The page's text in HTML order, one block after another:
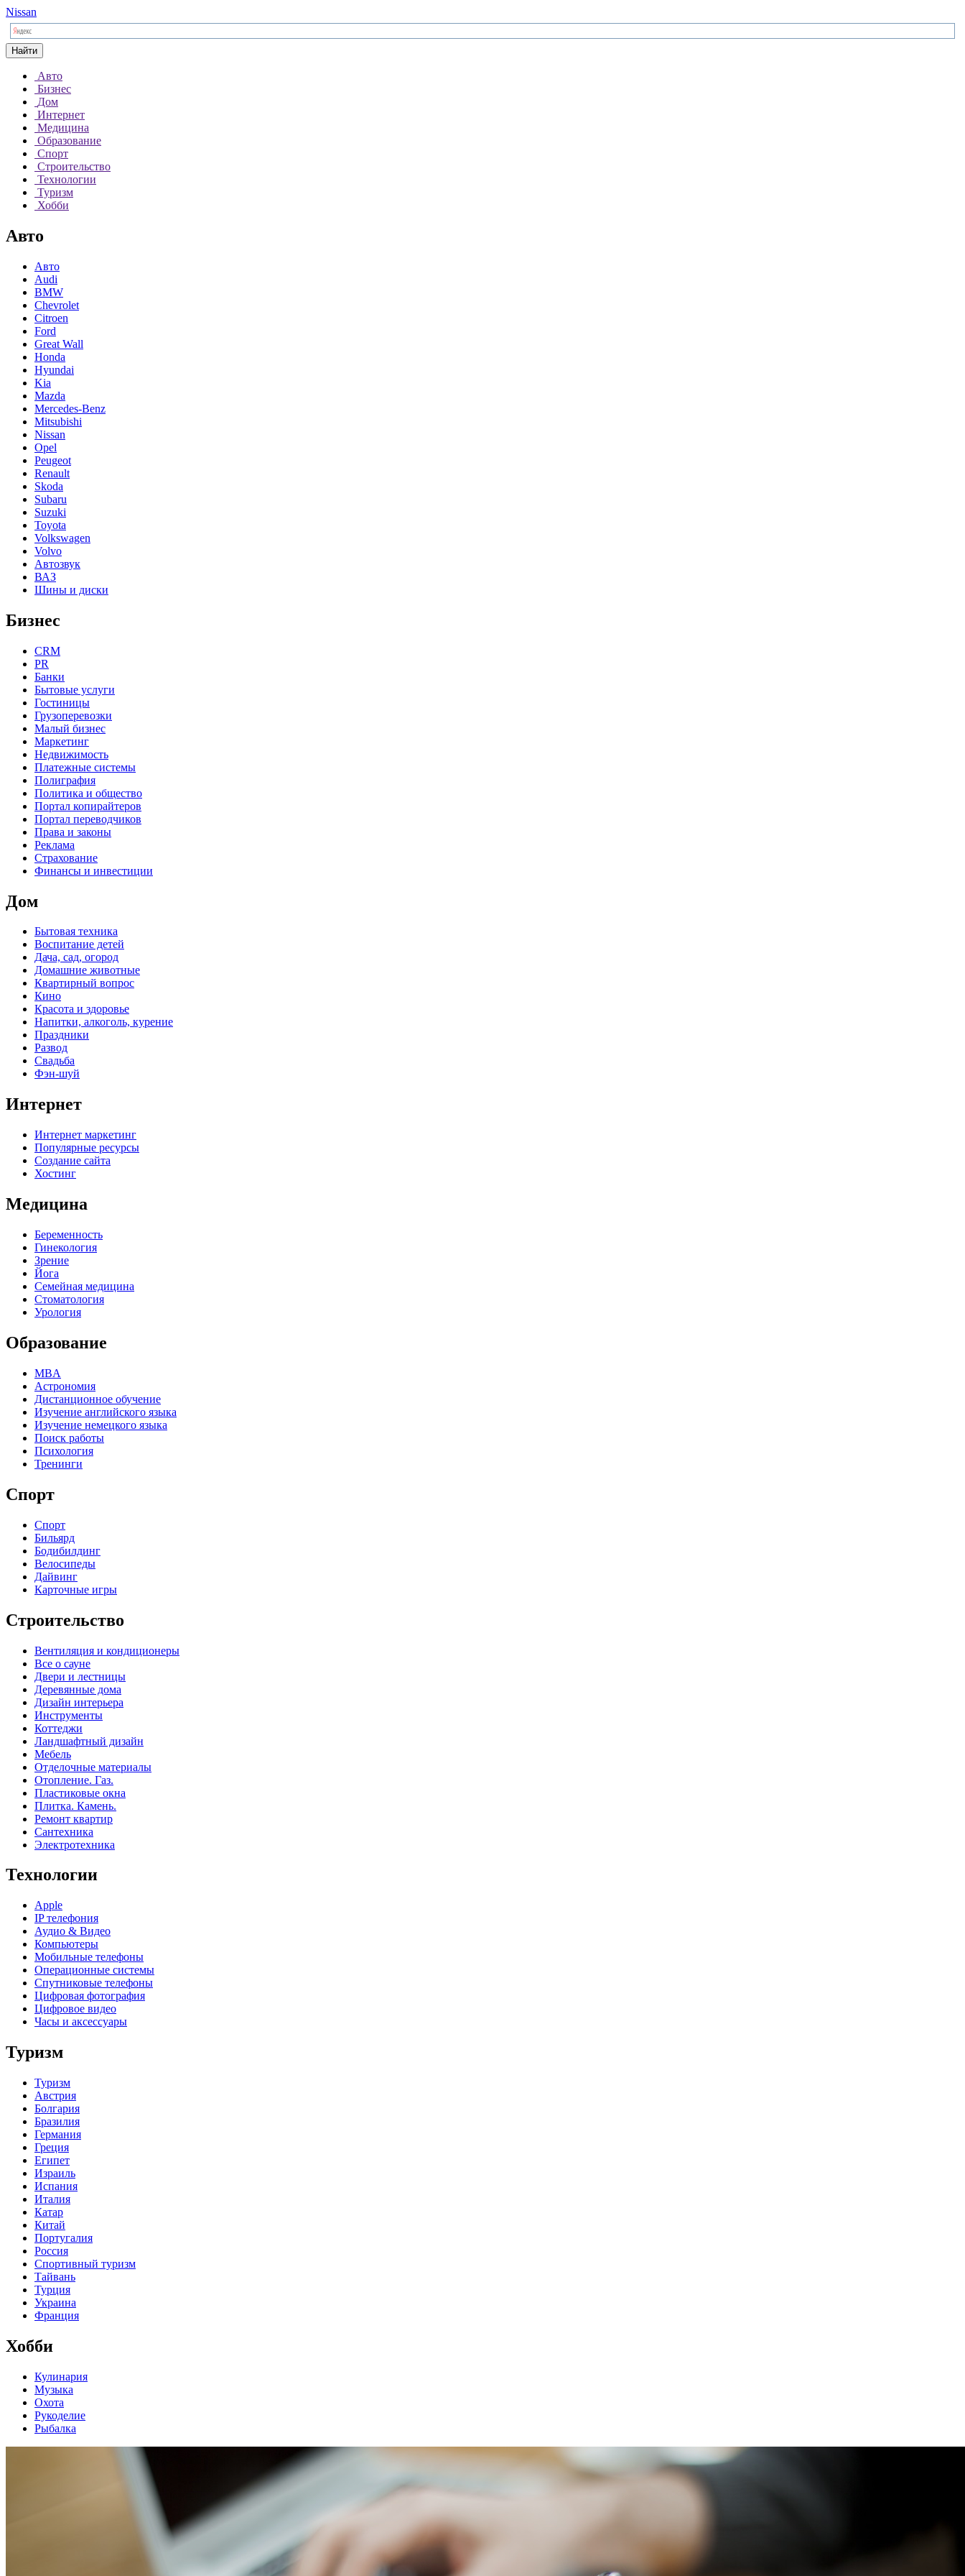
Nissan
Найти
Авто
Бизнес
Дом
Интернет
Медицина
Образование
Спорт
Строительство
Технологии
Туризм
Хобби
Авто
Авто
Audi
BMW
Chevrolet
Citroen
Ford
Great Wall
Honda
Hyundai
Kia
Mazda
Mercedes-Benz
Mitsubishi
Nissan
Opel
Peugeot
Renault
Skoda
Subaru
Suzuki
Toyota
Volkswagen
Volvo
Автозвук
ВАЗ
Шины и диски
Бизнес
CRM
PR
Банки
Бытовые услуги
Гостиницы
Грузоперевозки
Малый бизнес
Маркетинг
Недвижимость
Платежные системы
Полиграфия
Политика и общество
Портал копирайтеров
Портал переводчиков
Права и законы
Реклама
Страхование
Финансы и инвестиции
Дом
Бытовая техника
Воспитание детей
Дача, сад, огород
Домашние животные
Квартирный вопрос
Кино
Красота и здоровье
Напитки, алкоголь, курение
Праздники
Развод
Свадьба
Фэн-шуй
Интернет
Интернет маркетинг
Популярные ресурсы
Создание сайта
Хостинг
Медицина
Беременность
Гинекология
Зрение
Йога
Семейная медицина
Стоматология
Урология
Образование
MBA
Астрономия
Дистанционное обучение
Изучение английского языка
Изучение немецкого языка
Поиск работы
Психология
Тренинги
Спорт
Спорт
Бильярд
Бодибилдинг
Велосипеды
Дайвинг
Карточные игры
Строительство
Вентиляция и кондиционеры
Все о сауне
Двери и лестницы
Деревянные дома
Дизайн интерьера
Инструменты
Коттеджи
Ландшафтный дизайн
Мебель
Отделочные материалы
Отопление. Газ.
Пластиковые окна
Плитка. Камень.
Ремонт квартир
Сантехника
Электротехника
Технологии
Apple
IP телефония
Аудио & Видео
Компьютеры
Мобильные телефоны
Операционные системы
Спутниковые телефоны
Цифровая фотография
Цифровое видео
Часы и аксессуары
Туризм
Туризм
Австрия
Болгария
Бразилия
Германия
Греция
Египет
Израиль
Испания
Италия
Катар
Китай
Португалия
Россия
Спортивный туризм
Тайвань
Турция
Украина
Франция
Хобби
Кулинария
Музыка
Охота
Рукоделие
Рыбалка